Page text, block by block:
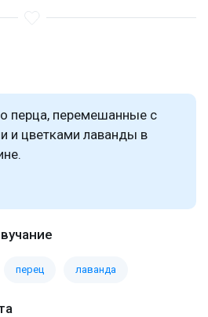
перца, перемешанные с
и цветками лаванды в
перец лаванда